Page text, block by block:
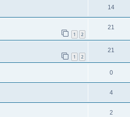
14
1 2
21
1 2
21
0
4
2